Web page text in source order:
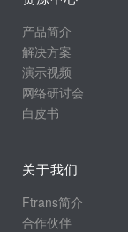
产品简介
解决方案
演示视频
网络研讨会
白皮书
关于我们
Ftrans简介
合作伙伴